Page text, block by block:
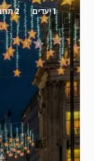
1 יעדים 2 תחבורה